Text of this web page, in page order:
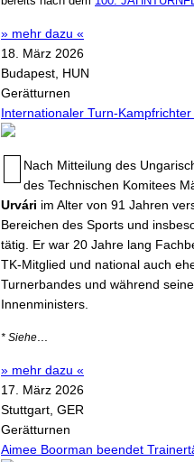
» mehr dazu «
18. März 2026
Budapest, HUN
Gerätturnen
Internationaler Turn-
Nach Mitteilung des
des Technischen Komitees
Urvári im Alter von 91 Jahren
Bereichen des Sports und
tätig. Er war 20 Jahre lang
TK-Mitglied und national auch
Turnerbandes und während
Innenministers.
* Siehe
» mehr dazu «
17. März 2026
Stuttgart, GER
Gerätturnen
Aimee Boorman beendet